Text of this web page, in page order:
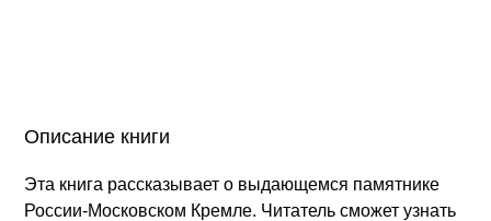
Описание книги
Эта книга рассказывает о выдающемся памятнике
России-Московском Кремле. Читатель сможет узнать